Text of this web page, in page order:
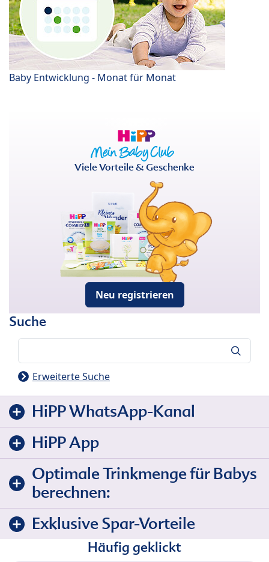
Baby Entwicklung - Monat für Monat
Viele Vorteile & Geschenke
Neu registrieren
Suche
Erweiterte Suche
HiPP WhatsApp-Kanal
HiPP App
Optimale Trinkmenge für Babys
berechnen:
Exklusive Spar-Vorteile
Häufig geklickt